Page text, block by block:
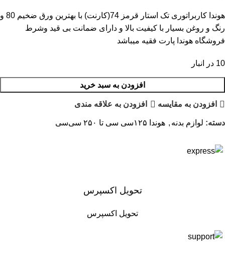
هوندا کاربراتوری تک استار قرمز 74(کارنت) با بهترین ورق ضخیم 80 و
رنگ و روغن بسیار با کیفیت بالا و دارای ضمانت بی قید وشرط
فروشگاه هوندا پارت فقیه میباشد
10 در انبار
افزودن به سبد خرید
افزودن به مقایسه افزودن به علاقه مندی
دسته: لوازم بدنه , هوندا ۱۲۵سی سی تا ۲۵۰ سی‌سی
تحویل اکسپرس
تحویل اکسپرس